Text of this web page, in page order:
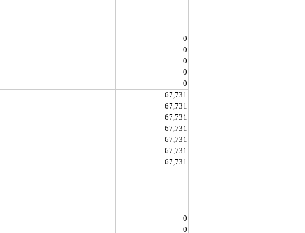
0
0
0
0
0
67,731
67,731
67,731
67,731
67,731
67,731
67,731
0
0